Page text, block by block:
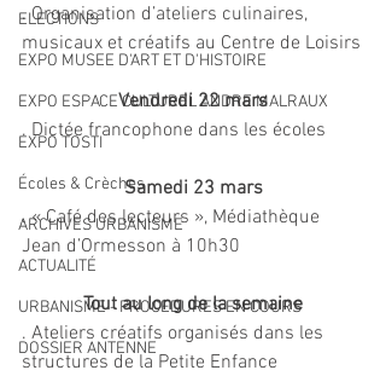
ELECTIONS
EXPO MUSEE D'ART ET D'HISTOIRE
EXPO ESPACE CULTUREL ANDRE MALRAUX
EXPO TOSTI
Écoles & Crèches
ARCHIVES URBANISME
ACTUALITÉ
URBANISME - PROCEDURES EN COURS
DOSSIER ANTENNE
. Organisation d’ateliers culinaires,
musicaux et créatifs au Centre de Loisirs
Vendredi 22 mars
. Dictée francophone dans les écoles
Samedi 23 mars
. « Café des lecteurs », Médiathèque
Jean d’Ormesson à 10h30
Tout au long de la semaine
. Ateliers créatifs organisés dans les
structures de la Petite Enfance